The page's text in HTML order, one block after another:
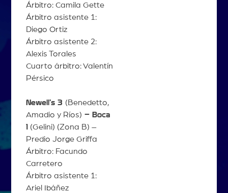
Árbitro: Camila Gette
Árbitro asistente 1:
Diego Ortiz
Árbitro asistente 2:
Alexis Torales
Cuarto árbitro: Valentín
Pérsico
Newell’s 3 (Benedetto,
Amadio y Ríos) – Boca
1 (Gelini) (Zona B) –
Predio Jorge Griffa
Árbitro: Facundo
Carretero
Árbitro asistente 1:
Ariel Ibáñez